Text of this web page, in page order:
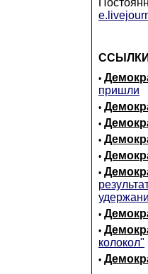
•
пришли
•
•
•
•
•
•
•
колокол"
•